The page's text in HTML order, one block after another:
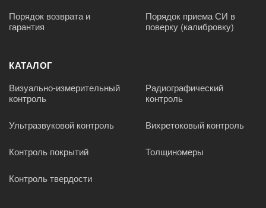
Порядок возврата и
гарантия
Порядок приема СИ в
поверку (калибровку)
КАТАЛОГ
Визуально-измерительный
контроль
Радиографический
контроль
Ультразвуковой контроль Вихретоковый контроль
Контроль покрытий Толщиномеры
Контроль твердости